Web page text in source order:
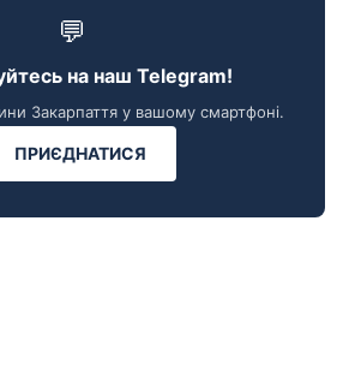
💬
на наш Telegram!
Закарпаття у вашому смартфоні.
ПРИЄДНАТИСЯ